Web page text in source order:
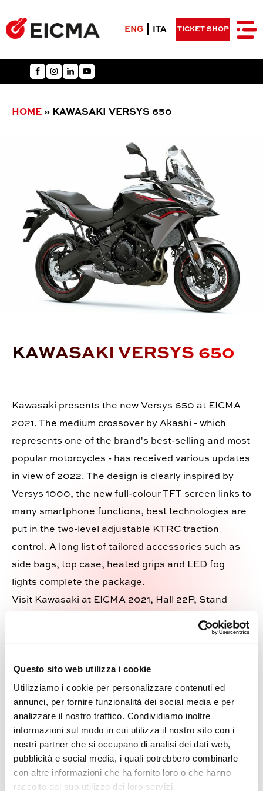
Questo sito web utilizza i cookie
Utilizziamo i cookie per personalizzare contenuti ed
annunci, per fornire funzionalità dei social media e per
analizzare il nostro traffico. Condividiamo inoltre
informazioni sul modo in cui utilizza il nostro sito con i
nostri partner che si occupano di analisi dei dati web,
pubblicità e social media, i quali potrebbero combinarle
con altre informazioni che ha fornito loro o che hanno
raccolto dal suo utilizzo dei loro servizi.
ENG ITA TICKET SHOP
HOME » KAWASAKI VERSYS 650
KAWASAKI VERSYS 650
Kawasaki presents the new Versys 650 at EICMA
2021. The medium crossover by Akashi - which
represents one of the brand's best-selling and most
popular motorcycles - has received various updates
in view of 2022. The design is clearly inspired by
Versys 1000, the new full-colour TFT screen links to
many smartphone functions, best technologies are
put in the two-level adjustable KTRC traction
control. A long list of tailored accessories such as
side bags, top case, heated grips and LED fog
lights complete the package.
Visit Kawasaki at EICMA 2021, Hall 22P, Stand